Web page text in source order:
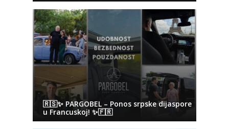
🇷🇸✨ PARGOBEL – Ponos srpske dijaspore
u Francuskoj! ✨🇫🇷